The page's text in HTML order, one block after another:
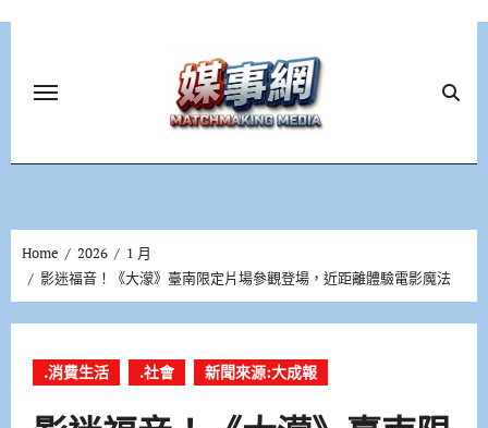
Home 2026
1 月
影迷福音！《大濛》臺南限定片場參觀登場，近距離體驗電影魔法
.消費生活 .社會 新聞來源:大成報